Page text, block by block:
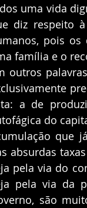
uma vida
diz respeito
pois
família e o
outros
a de
do
que
absurdas
pela via do
pela via da
são